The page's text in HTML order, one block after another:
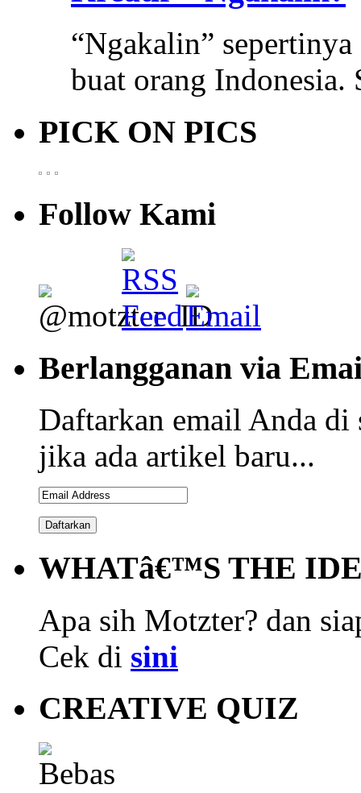
“Ngakalin”
buat orang Indonesia.
PICK ON PICS
Follow Kami
Berlangganan via
Daftarkan email Anda
jika ada artikel baru...
WHATâ€™S THE
Apa sih Motzter? dan
Cek di sini
CREATIVE QUIZ